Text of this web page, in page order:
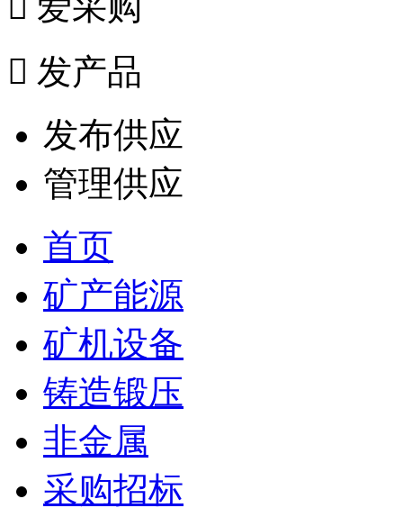
 发产品
发布供应
管理供应
首页
矿产能源
矿机设备
铸造锻压
非金属
采购招标